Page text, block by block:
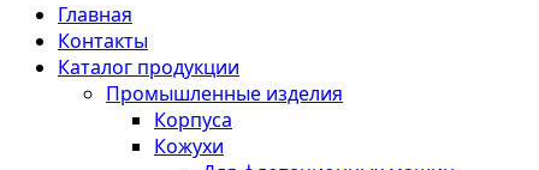
Главная
Контакты
Каталог продукции
Промышленные изделия
Корпуса
Кожухи